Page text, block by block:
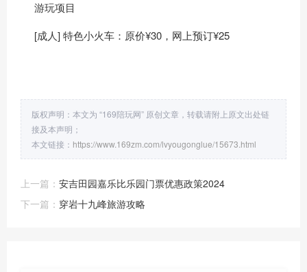
游玩项目
[成人] 特色小火车：原价¥30，网上预订¥25
版权声明：本文为 “169陪玩网” 原创文章，转载请附上原文出处链
接及本声明；
本文链接： https://www.169zm.com/lvyougonglue/15673.html
上一篇： 安吉田园嘉乐比乐园门票优惠政策2024
下一篇： 穿岩十九峰旅游攻略